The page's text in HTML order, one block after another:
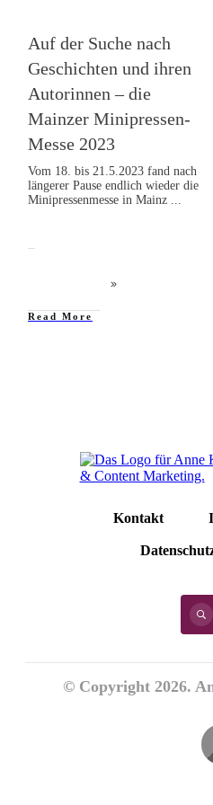
Auf der Suche nach
Geschichten und ihren
Autorinnen – die
Mainzer Minipressen-
Messe 2023
Vom 18. bis 21.5.2023 fand nach
längerer Pause endlich wieder die
Minipressenmesse in Mainz
Read More
Kontakt
© Copyright 2026.